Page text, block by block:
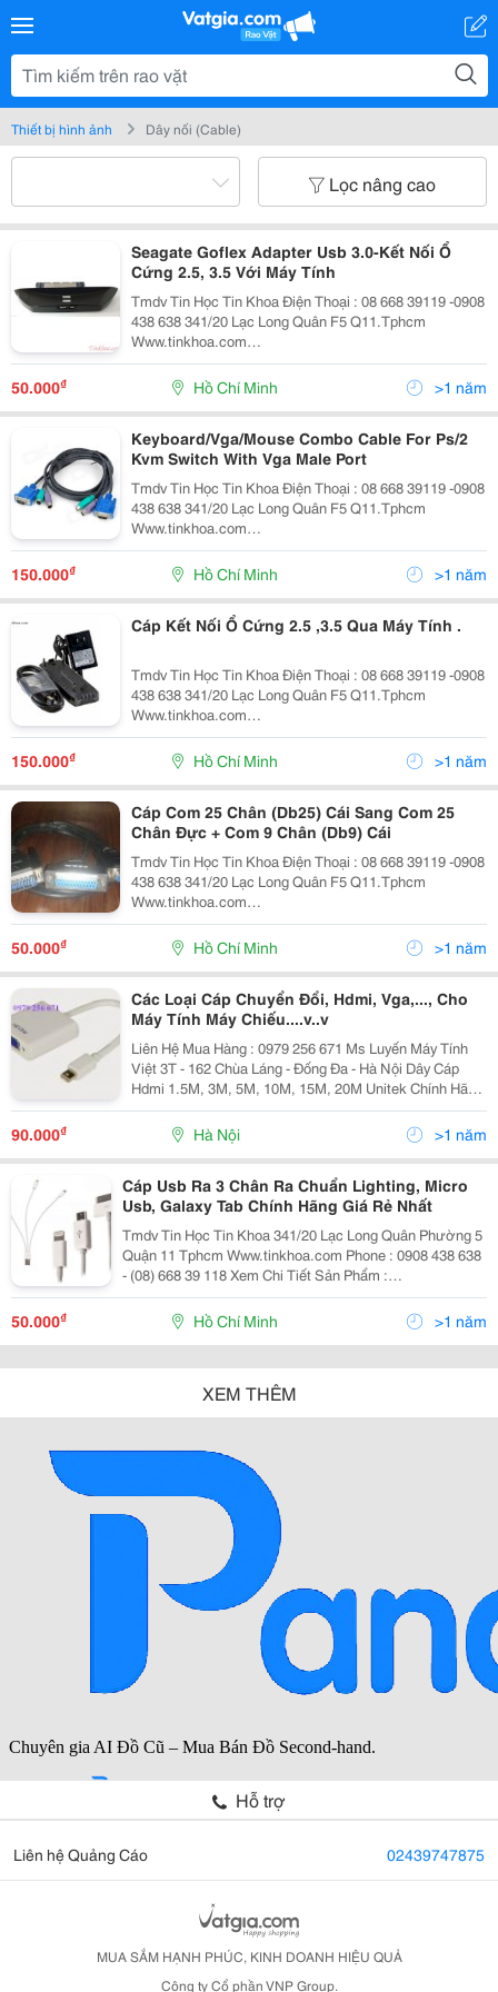
Thiết bị hình ảnh Dây nối (Cable)
Lọc nâng cao
Seagate Goflex Adapter Usb 3.0-Kết Nối Ổ
Cứng 2.5, 3.5 Với Máy Tính
Tmdv Tin Học Tin Khoa Điện Thoại : 08 668 39119 -0908
438 638 341/20 Lạc Long Quân F5 Q11.Tphcm
Www.tinkhoa.com
Https://Www.facebook.com/Tinkhoa.tinhoc - Seagate
Usb 2.0 Connector 2.5&Rdquo; : 7 0,000Đ Hàng Chính
Hiệu Seagate,
50.000₫ Hồ Chí Minh >1 năm
Keyboard/Vga/Mouse Combo Cable For Ps/2
Kvm Switch With Vga Male Port
Tmdv Tin Học Tin Khoa Điện Thoại : 08 668 39119 -0908
438 638 341/20 Lạc Long Quân F5 Q11.Tphcm
Www.tinkhoa.com
Https://Www.facebook.com/Tinkhoa.tinhoc Connects
Pc To Ps/2 Kvm Switch Triple Shielded For Max Resol
150.000₫ Hồ Chí Minh >1 năm
Cáp Kết Nối Ổ Cứng 2.5 ,3.5 Qua Máy Tính .
Tmdv Tin Học Tin Khoa Điện Thoại : 08 668 39119 -0908
438 638 341/20 Lạc Long Quân F5 Q11.Tphcm
Www.tinkhoa.com
Https://Www.facebook.com/Tinkhoa.tinhoc - Seagate
Usb 2.0 Connector 2.5&Rdquo; : 7 0,000Đ Hàng Chính
Hiệu Seagate,
150.000₫ Hồ Chí Minh >1 năm
Cáp Com 25 Chân (Db25) Cái Sang Com 25
Chân Đực + Com 9 Chân (Db9) Cái
Tmdv Tin Học Tin Khoa Điện Thoại : 08 668 39119 -0908
438 638 341/20 Lạc Long Quân F5 Q11.Tphcm
Www.tinkhoa.com
Https://Www.facebook.com/Tinkhoa.tinhoc Cáp Com 25
Chân (Db25) Cái Sang Com 25 Chân Đực + Com 9 Chân
(Db9) Cái
50.000₫ Hồ Chí Minh >1 năm
Các Loại Cáp Chuyển Đổi, Hdmi, Vga,..., Cho
Máy Tính Máy Chiếu....v..v
Liên Hệ Mua Hàng : 0979 256 671 Ms Luyến Máy Tính
Việt 3T - 162 Chùa Láng - Đống Đa - Hà Nội Dây Cáp
Hdmi 1.5M, 3M, 5M, 10M, 15M, 20M Unitek Chính Hãng
- Cáp Hdmi Unitek Hàng Chính Hãng Nhập Khẩu - Cáp
Hdmi Unitek Chuẩn 1.4 - Cáp Hdmi Unittek Có Độ P
90.000₫ Hà Nội >1 năm
Cáp Usb Ra 3 Chân Ra Chuẩn Lighting, Micro
Usb, Galaxy Tab Chính Hãng Giá Rẻ Nhất
Tmdv Tin Học Tin Khoa 341/20 Lạc Long Quân Phường 5
Quận 11 Tphcm Www.tinkhoa.com Phone : 0908 438 638
- (08) 668 39 118 Xem Chi Tiết Sản Phẩm :
Http://Tinkhoa.com/Index.php?
50.000₫ Hồ Chí Minh >1 năm
XEM THÊM
Hỗ trợ
Liên hệ Quảng Cáo 02439747875
MUA SẮM HẠNH PHÚC, KINH DOANH HIỆU QUẢ
Công ty Cổ phần VNP Group.